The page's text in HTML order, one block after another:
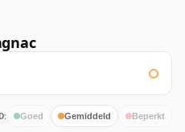
Goed Gemiddeld Beperkt